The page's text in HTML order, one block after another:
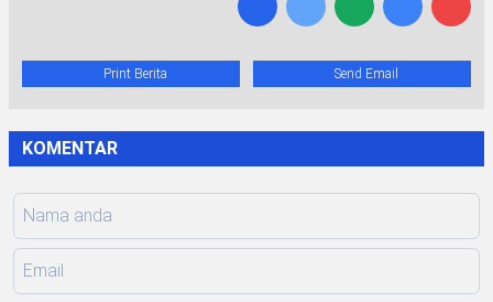
Print Berita Send Email
KOMENTAR